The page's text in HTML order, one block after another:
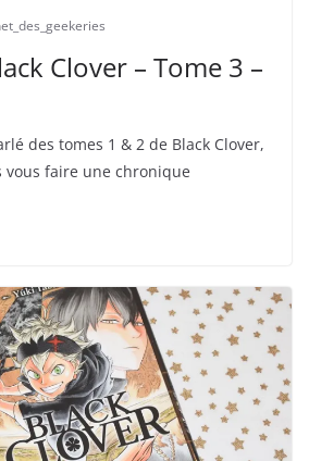
Clover – Tome 3 –
des tomes 1 & 2 de Black Clover,
vous faire une chronique